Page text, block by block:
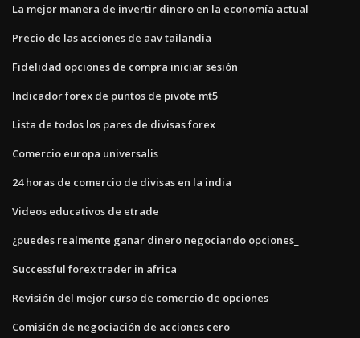
La mejor manera de invertir dinero en la economía actual
Precio de las acciones de aav tailandia
Fidelidad opciones de compra iniciar sesión
Indicador forex de puntos de pivote mt5
Lista de todos los pares de divisas forex
Comercio europa universalis
24 horas de comercio de divisas en la india
Videos educativos de etrade
¿puedes realmente ganar dinero negociando opciones_
Successful forex trader in africa
Revisión del mejor curso de comercio de opciones
Comisión de negociación de acciones cero